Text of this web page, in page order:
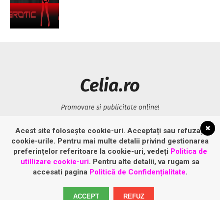
Celia.ro
Promovare si publicitate online!
LINK-URI UTILE
Politică privind fișierele cookies
Politică de confidențialitate
Acest site folosește cookie-uri. Acceptați sau refuzați
cookie-urile. Pentru mai multe detalii privind gestionarea
preferințelor referitoare la cookie-uri, vedeți Politica de
utillizare cookie-uri. Pentru alte detalii, va rugam sa
accesati pagina Politică de Confidențialitate.
ACCEPT REFUZ